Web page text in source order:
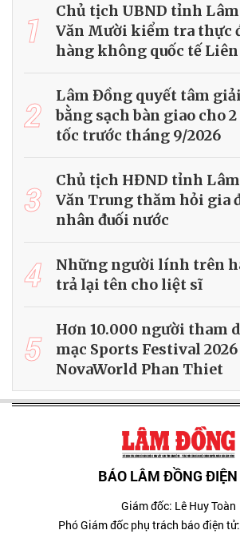
1
Chủ tịch UBND tỉnh
Văn Mười kiểm tra thực
hàng không quốc tế
2
Lâm Đồng quyết tâm
bằng sạch bàn giao cho
tốc trước tháng 9/2026
3
Chủ tịch HĐND tỉnh
Văn Trung thăm hỏi gia
nhân đuối nước
4
Những người lính trên
trả lại tên cho liệt sĩ
5
Hơn 10.000 người tham
mạc Sports Festival
NovaWorld Phan Thiet
BÁO LÂM ĐỒNG
Giám đốc: Lê Huy Toàn
Phó Giám đốc phụ trách báo điện